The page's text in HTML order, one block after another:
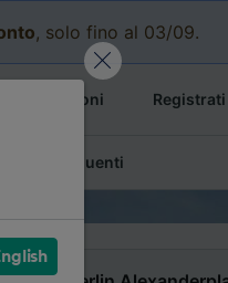
, solo fino al 03/09.
prenotazioni Registrati
frequenti